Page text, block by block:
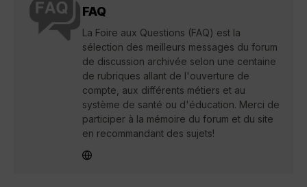
FAQ
La Foire aux Questions (FAQ) est la
sélection des meilleurs messages du forum
de discussion archivée selon une centaine
de rubriques allant de l'ouverture de
compte, aux différents métiers et au
système de santé ou d'éducation. Merci de
participer à la mémoire du forum et du site
en recommandant des sujets!